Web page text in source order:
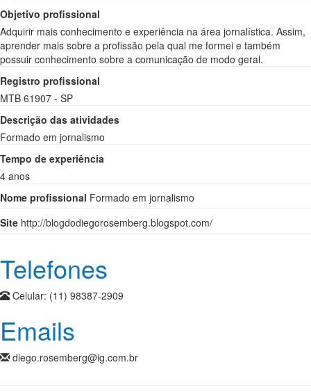
Objetivo profissional
Adquirir mais conhecimento e experiência na área jornalística. Assim,
aprender mais sobre a profissão pela qual me formei e também
possuir conhecimento sobre a comunicação de modo geral.
Registro profissional
MTB 61907 - SP
Descrição das atividades
Formado em jornalismo
Tempo de experiência
4 anos
Nome profissional Formado em jornalismo
Site http://blogdodiegorosemberg.blogspot.com/
Telefones
Celular: (11) 98387-2909
Emails
diego.rosemberg@ig.com.br